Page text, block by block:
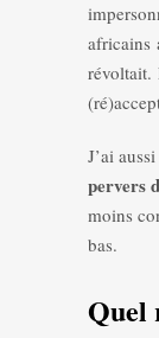
africains
révoltait.
J’ai
pervers
moins
bas.
Quel